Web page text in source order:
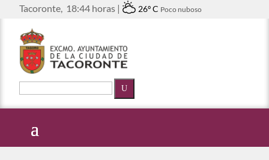
Tacoronte, 18:44 horas | 26º C Poco nuboso
U